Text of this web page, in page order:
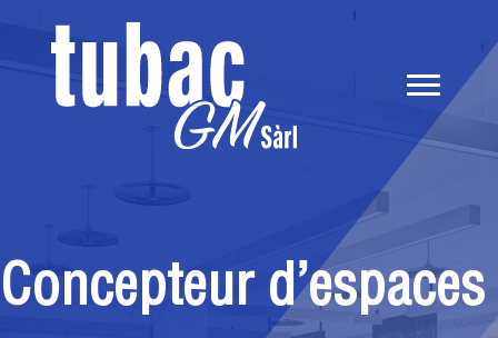
Concepteur d’espaces